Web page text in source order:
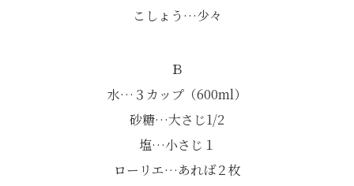
こしょう…少々
Ｂ
水…３カップ（600ml）
砂糖…大さじ1/2
塩…小さじ１
ローリエ…あれば２枚